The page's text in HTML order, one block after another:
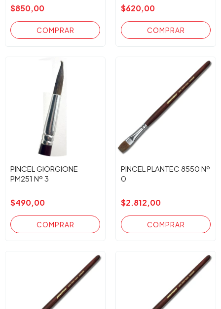
$850,00 $620,00
PINCEL GIORGIONE
PM251 Nº 3
$490,00
PINCEL PLANTEC 8550 Nº
0
$2.812,00